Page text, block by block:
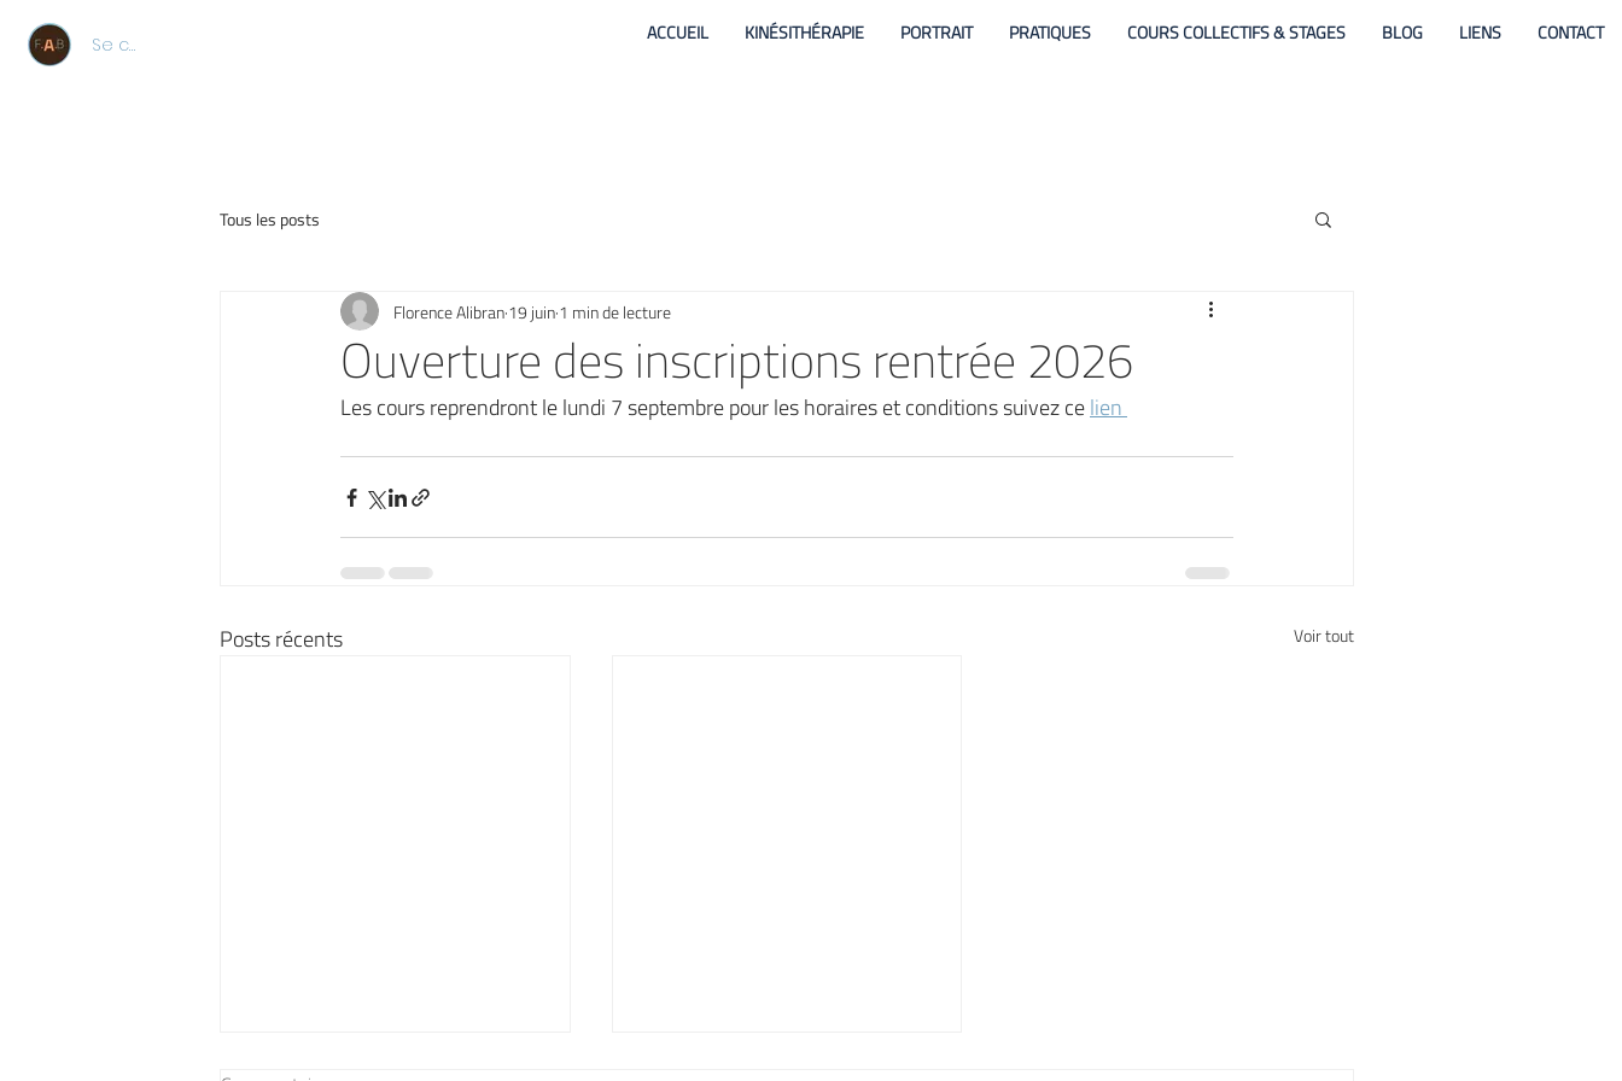
Se connecter ACCUEIL KINÉSITHÉRAPIE PORTRAIT PRATIQUES COURS COLLECTIFS & STAGES BLOG LIENS CONTACT
Tous les posts
Ouverture des inscriptions rentrée 2026
Florence Alibran19 juin1 min de lecture
Les cours reprendront le lundi 7 septembre pour les horaires et conditions suivez ce lien
Posts récents Voir tout